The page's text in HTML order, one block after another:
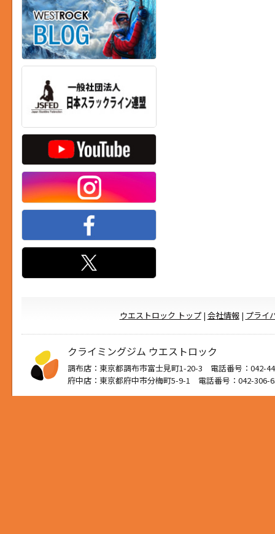
ウエストロック トップ| 会社情報| プライ
クライミングジム ウエストロック
調布店：東京都調布市富士見町1-20-3 電話番号：042-
府中店：東京都府中市分梅町5-9-1 電話番号：042-306-